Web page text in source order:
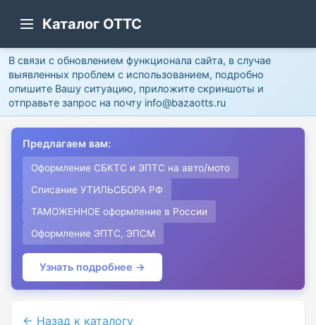
Каталог ОТТС
В связи с обновлением функционала сайта, в случае
выявленных проблем с использованием, подробно
опишите Вашу ситуацию, приложите скриншоты и
отправьте запрос на почту info@bazaotts.ru
Предлагаем вам:
Оформление СБКТС и ЭПТС на авто/мото
Списание УТИЛЬСБОРА РФ
ТАМОЖЕННОЕ оформление в России
Оформление ЭПТС, ЭПСМ
Узнать подробнее →
← Назад к каталогу